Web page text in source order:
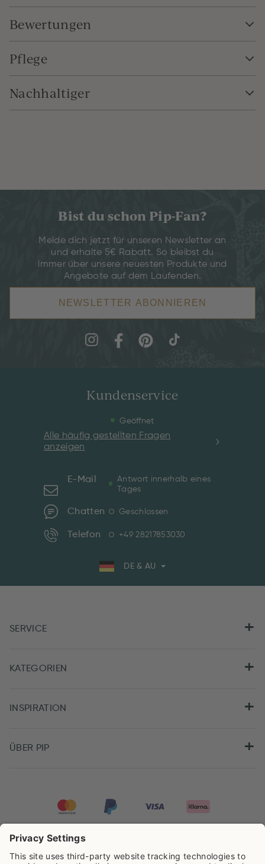
Bewertungen
Pflege
Nachhaltiger
Bist du schon Pip-Fan?
Melde dich jetzt für unseren Newsletter an
und erhalte 5€ Rabatt. So bleibst du
immer über unsere neuesten Produkte und
Angebote auf dem Laufenden.
NEWSLETTER ABONNIEREN
Kundenservice
Geöffnet
Alle häufig gestellten Fragen
anzeigen
E-Mail
Antwort innerhalb eines
Tages
Chatten Geschlossen
Telefon +49 28217853030
DE & AU
SERVICE
KATEGORIEN
INSPIRATION
ÜBER PIP